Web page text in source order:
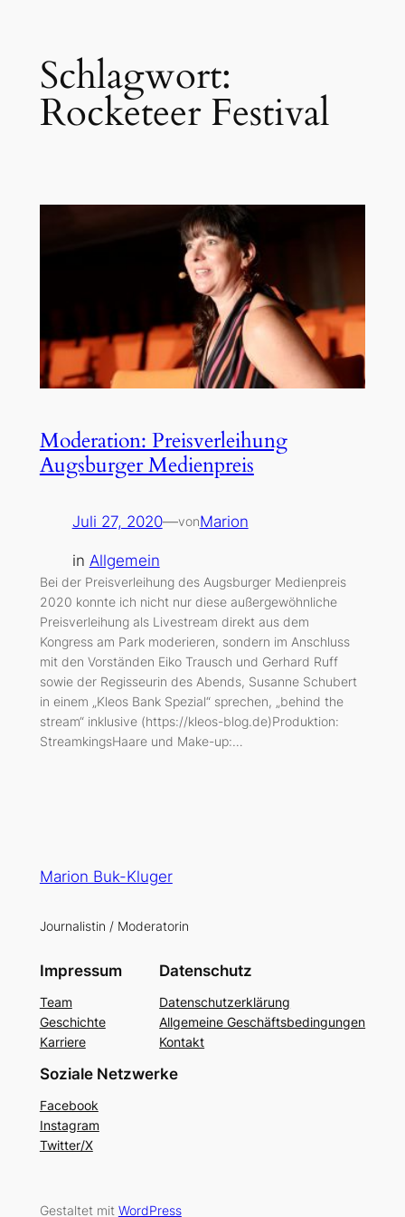
Inhalt
springenSchlagwort:
Rocketeer Festival
Moderation: Preisverleihung
Augsburger Medienpreis
Juli 27, 2020—vonMarion
in Allgemein
Bei der Preisverleihung des Augsburger Medienpreis
2020 konnte ich nicht nur diese außergewöhnliche
Preisverleihung als Livestream direkt aus dem
Kongress am Park moderieren, sondern im Anschluss
mit den Vorständen Eiko Trausch und Gerhard Ruff
sowie der Regisseurin des Abends, Susanne Schubert
in einem „Kleos Bank Spezial“ sprechen, „behind the
stream“ inklusive (https://kleos-blog.de)Produktion:
StreamkingsHaare und Make-up:…
Marion Buk-Kluger
Journalistin / Moderatorin
Impressum
Team
Geschichte
Karriere
Datenschutz
Datenschutzerklärung
Allgemeine Geschäftsbedingungen
Kontakt
Soziale Netzwerke
Facebook
Instagram
Twitter/X
Gestaltet mit WordPress